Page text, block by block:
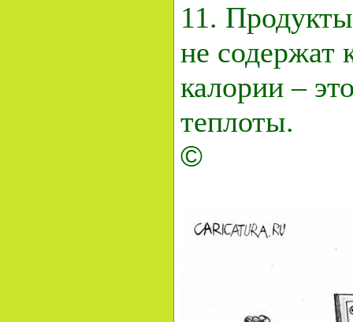
11.
не содержат
калории –
теплоты.
©